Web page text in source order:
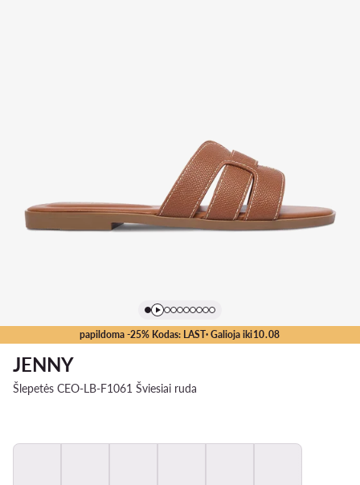
papildoma -25% Kodas: LAST· Galioja iki10.08
JENNY
Šlepetės CEO-LB-F1061 Šviesiai ruda